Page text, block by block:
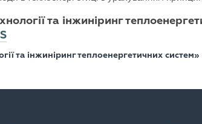
та інжиніринг
та інжиніринг теплоенергетичних систем»